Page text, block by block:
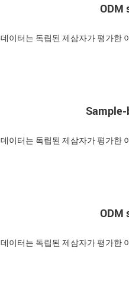
ODM
데이터는 독립된 제삼자가 평가한
데이터는 독립된 제삼자가 평가한
ODM
데이터는 독립된 제삼자가 평가한